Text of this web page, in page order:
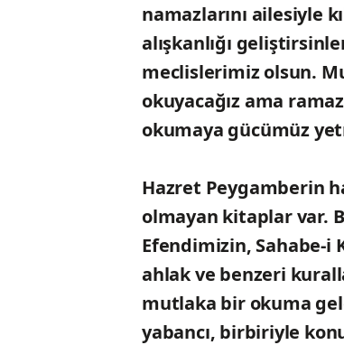
namazlarını ailesiyle
alışkanlığı
meclislerimiz olsun.
okuyacağız ama
okumaya gücümüz
Hazret Peygamberin
olmayan kitaplar var.
Efendimizin, Sahabe-i
ahlak ve benzeri
mutlaka bir okuma
yabancı, birbiriyle